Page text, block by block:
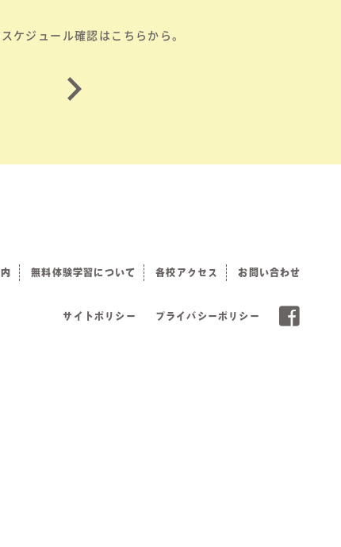
ケジュール確認はこちらから。
無料体験学習について 各校アクセス お問い合わせ
サイトポリシー プライバシーポリシー